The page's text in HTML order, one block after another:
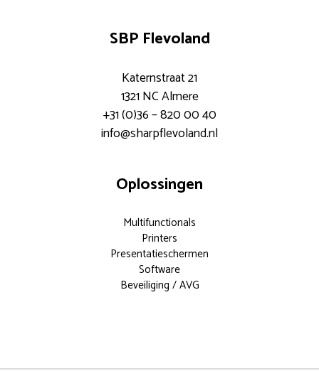
SBP Flevoland
Katernstraat 21
1321 NC Almere
+31 (0)36 – 820 00 40
info@sharpflevoland.nl
Oplossingen
Multifunctionals
Printers
Presentatieschermen
Software
Beveiliging / AVG